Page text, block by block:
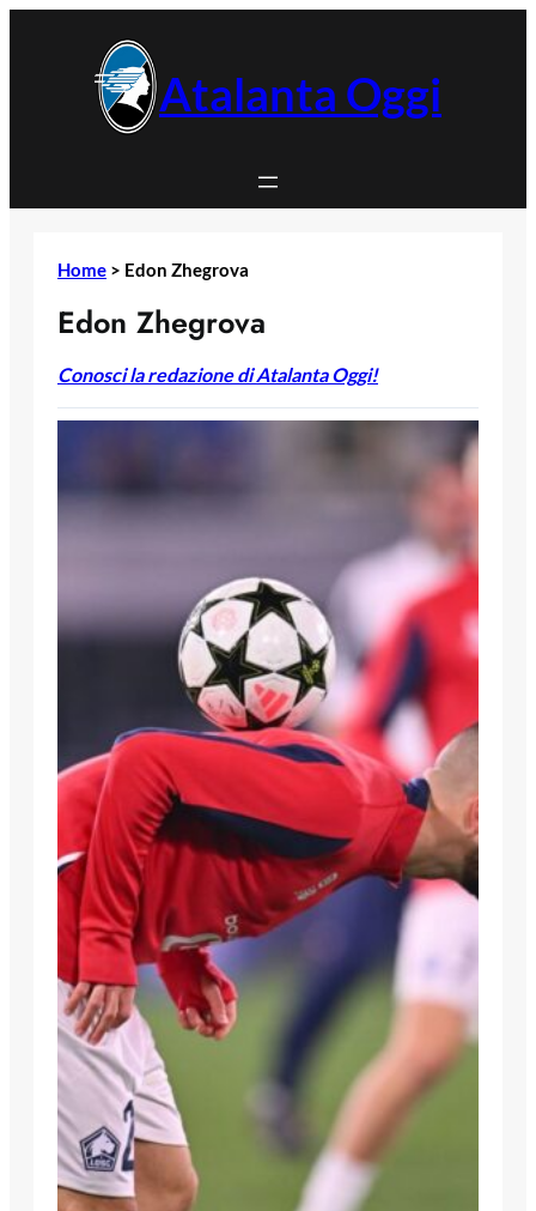
Atalanta Oggi
Home > Edon Zhegrova
Edon Zhegrova
Conosci la redazione di Atalanta Oggi!